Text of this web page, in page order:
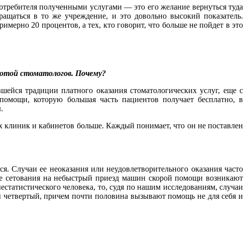
полученными услугами — это его желание вернуться туда
в то же учреждение, и это довольно высокий показатель.
20 процентов, а тех, кто говорит, что больше не пойдет в это
стоматологов. Почему?
традиции платного оказания стоматологических услуг, еще с
которую большая часть пациентов получает бесплатно, в
и кабинетов больше. Каждый понимает, что он не поставлен
ее неоказания или неудовлетворительного оказания часто
сетования на небыстрый приезд машин скорой помощи возникают
человека, то, судя по нашим исследованиям, случаи
причем почти половина вызывают помощь не для себя и